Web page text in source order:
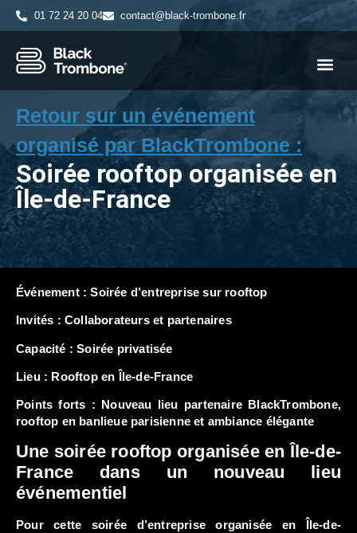
01 72 24 20 04 contact@black-trombone.fr
Retour sur un événement
organisé par BlackTrombone :
Soirée rooftop organisée en
Île-de-France
Événement : Soirée d’entreprise sur rooftop
Invités : Collaborateurs et partenaires
Capacité : Soirée privatisée
Lieu : Rooftop en Île-de-France
Points forts : Nouveau lieu partenaire BlackTrombone,
rooftop en banlieue parisienne et ambiance élégante
Une soirée rooftop organisée en Île-de-
France dans un nouveau lieu
événementiel
Pour cette soirée d’entreprise organisée en Île-de-